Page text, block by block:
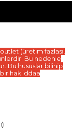
(üretim fazlası,
Bu nedenle
Bu hususlar bilinip
hak iddaa